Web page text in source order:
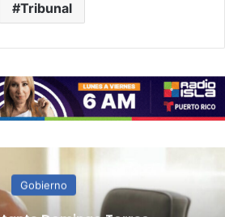
Tribunal
Gobierno